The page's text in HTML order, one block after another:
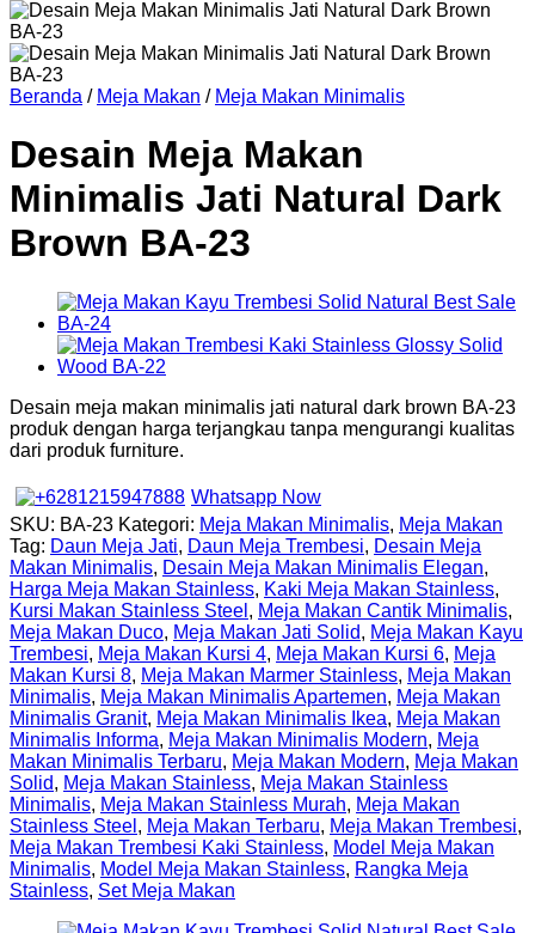
Beranda / Meja Makan / Meja Makan Minimalis
Desain Meja Makan
Minimalis Jati Natural Dark
Brown BA-23
Desain meja makan minimalis jati natural dark brown BA-23
produk dengan harga terjangkau tanpa mengurangi kualitas
dari produk furniture.
Whatsapp Now
SKU: BA-23 Kategori: Meja Makan Minimalis, Meja Makan
Tag: Daun Meja Jati, Daun Meja Trembesi, Desain Meja
Makan Minimalis, Desain Meja Makan Minimalis Elegan,
Harga Meja Makan Stainless, Kaki Meja Makan Stainless,
Kursi Makan Stainless Steel , Meja Makan Cantik Minimalis,
Meja Makan Duco, Meja Makan Jati Solid, Meja Makan Kayu
Trembesi, Meja Makan Kursi 4, Meja Makan Kursi 6, Meja
Makan Kursi 8, Meja Makan Marmer Stainless, Meja Makan
Minimalis, Meja Makan Minimalis Apartemen, Meja Makan
Minimalis Granit, Meja Makan Minimalis Ikea, Meja Makan
Minimalis Informa, Meja Makan Minimalis Modern, Meja
Makan Minimalis Terbaru, Meja Makan Modern, Meja Makan
Solid, Meja Makan Stainless, Meja Makan Stainless
Minimalis, Meja Makan Stainless Murah, Meja Makan
Stainless Steel , Meja Makan Terbaru, Meja Makan Trembesi,
Meja Makan Trembesi Kaki Stainless, Model Meja Makan
Minimalis, Model Meja Makan Stainless, Rangka Meja
Stainless, Set Meja Makan